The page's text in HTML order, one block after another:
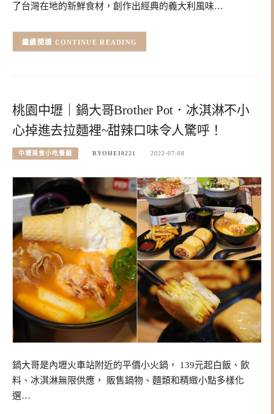
了台灣在地的新鮮食材，創作出經典的義大利風味…
CONTINUE READING
桃園中壢｜鍋大哥Brother Pot．冰淇淋不小
心掉進去拉麵裡~甜辣口味令人驚呼！
中壢美食小吃餐廳 RYOHEI0221 2022-07-08
鍋大哥是內壢火車站附近的平價小火鍋， 139元起白飯、飲
料、冰淇淋無限供應， 販售鍋物、麵類和精緻小點多樣化
選…